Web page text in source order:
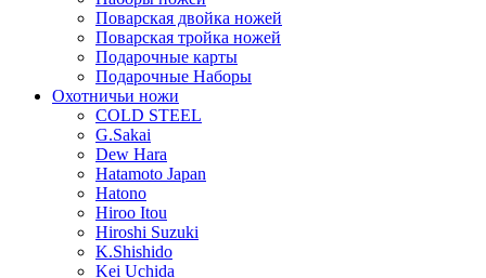
Поварская двойка ножей
Поварская тройка ножей
Подарочные карты
Подарочные Наборы
Охотничьи ножи
COLD STEEL
G.Sakai
Dew Hara
Hatamoto Japan
Hatono
Hiroo Itou
Hiroshi Suzuki
K.Shishido
Kei Uchida